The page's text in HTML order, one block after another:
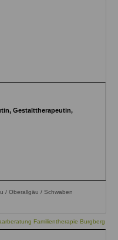
Gestalttherapeutin,
/ Oberallgäu / Schwaben
Familientherapie Burgberg